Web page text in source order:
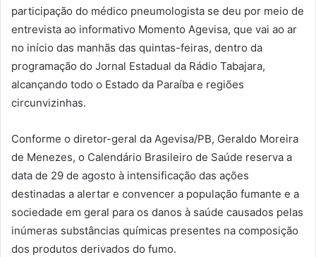
participação do médico pneumologista se deu por meio de
entrevista ao informativo Momento Agevisa, que vai ao ar
no início das manhãs das quintas-feiras, dentro da
programação do Jornal Estadual da Rádio Tabajara,
alcançando todo o Estado da Paraíba e regiões
circunvizinhas.
Conforme o diretor-geral da Agevisa/PB, Geraldo Moreira
de Menezes, o Calendário Brasileiro de Saúde reserva a
data de 29 de agosto à intensificação das ações
destinadas a alertar e convencer a população fumante e a
sociedade em geral para os danos à saúde causados pelas
inúmeras substâncias químicas presentes na composição
dos produtos derivados do fumo.